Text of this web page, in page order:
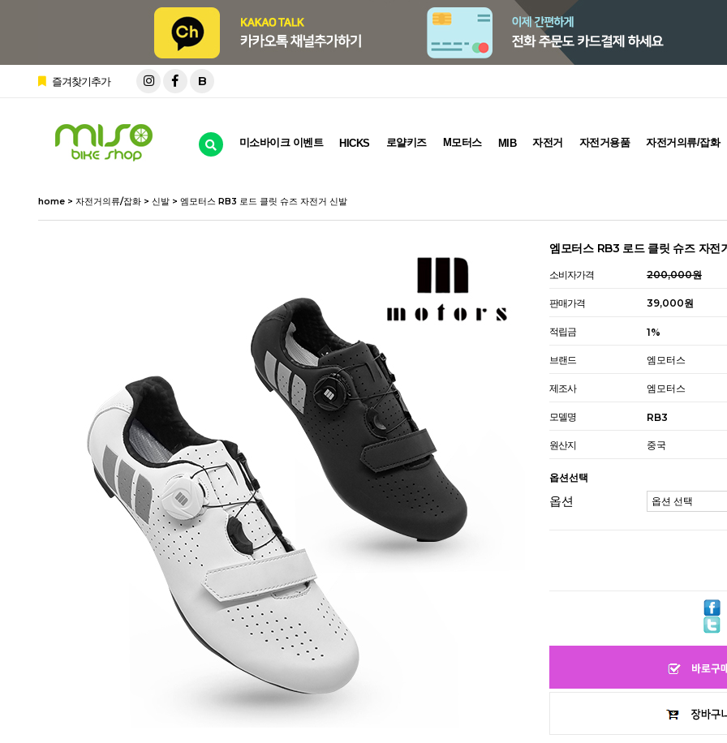
즐겨찾기추가 B
미소바이크 이벤트 HICKS 로얄키즈 M모터스 MIB 자전거 자전거용품 자전거의류/잡화
home > 자전거의류/잡화 > 신발 > 엠모터스 RB3 로드 클릿 슈즈 자전거 신발
엠모터스 RB3 로드 클릿 슈즈 자전
소비자가격 200,000원
판매가격 39,000원
적립금 1%
브랜드 엠모터스
제조사 엠모터스
모델명 RB3
원산지 중국
옵션선택
옵션